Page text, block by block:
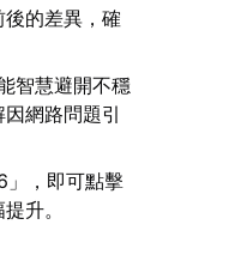
後的差異，確
智慧避開不穩
網路問題引
」，即可點擊
升。